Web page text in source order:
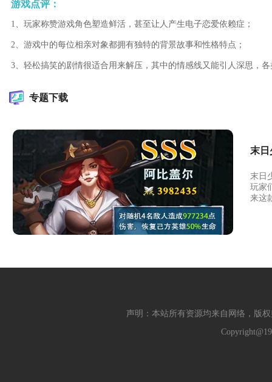
游戏点评：
1、玩家称赞游戏角色塑造鲜活，甚至让人产生电子恋爱依赖症；
2、游戏中的每位相亲对象都拥有独特的背景故事和性格特点；
3、轻松搞笑的剧情很适合用来解压，其中的情感线又能引人深思，
专题下载
末日
末日
玩家
来这
声明：本站所有资源均来自网络，版